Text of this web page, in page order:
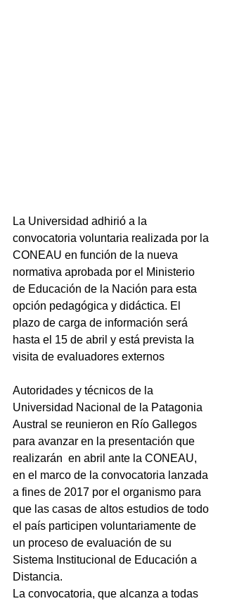
La Universidad adhirió a la
convocatoria voluntaria realizada por la
CONEAU en función de la nueva
normativa aprobada por el Ministerio
de Educación de la Nación para esta
opción pedagógica y didáctica. El
plazo de carga de información será
hasta el 15 de abril y está prevista la
visita de evaluadores externos
Autoridades y técnicos de la
Universidad Nacional de la Patagonia
Austral se reunieron en Río Gallegos
para avanzar en la presentación que
realizarán  en abril ante la CONEAU,
en el marco de la convocatoria lanzada
a fines de 2017 por el organismo para
que las casas de altos estudios de todo
el país participen voluntariamente de
un proceso de evaluación de su
Sistema Institucional de Educación a
Distancia.
La convocatoria, que alcanza a todas